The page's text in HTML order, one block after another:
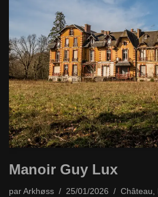
Manoir Guy Lux
par Arkhøss 25/01/2026 Château,